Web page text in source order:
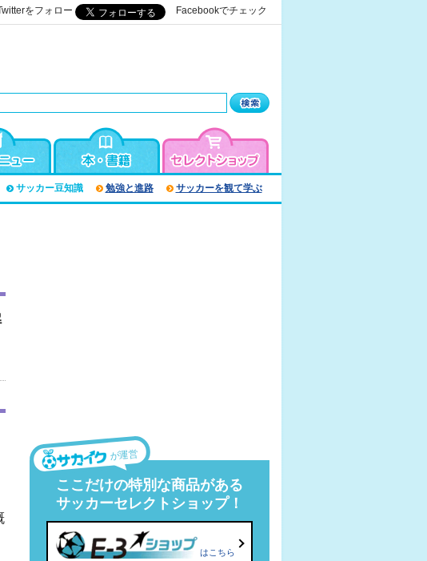
をフォロー Facebookでチェック
サッカー豆知識 勉強と進路 サッカーを観て学ぶ
が運営
ここだけの特別な商品がある
サッカーセレクトショップ！
はこちら